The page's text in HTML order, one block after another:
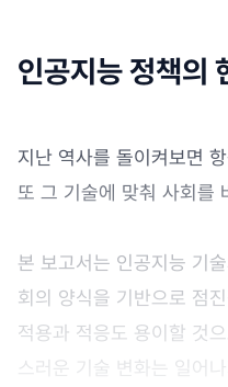
인공지능 정책의
지난 역사를 돌이켜보면
또 그 기술에 맞춰 사회를
본 보고서는 인공지능 기
회의 양식을 기반으로 점
적용과 적응도 용이할 것
스러운 기술 변화는 일어